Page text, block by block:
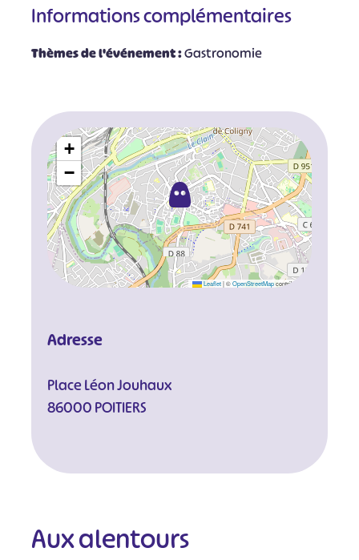
Informations complémentaires
Thèmes de l'événement :Gastronomie
+
−
Leaflet |©OpenStreetMapcontributors
Adresse
Place Léon Jouhaux
86000 POITIERS
Aux alentours